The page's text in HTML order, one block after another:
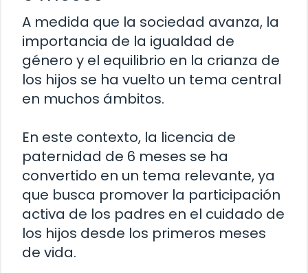
A medida que la sociedad avanza, la
importancia de la igualdad de
género y el equilibrio en la crianza de
los hijos se ha vuelto un tema central
en muchos ámbitos.
En este contexto, la licencia de
paternidad de 6 meses se ha
convertido en un tema relevante, ya
que busca promover la participación
activa de los padres en el cuidado de
los hijos desde los primeros meses
de vida.